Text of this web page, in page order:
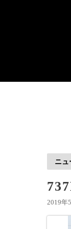
ニュ
2019年